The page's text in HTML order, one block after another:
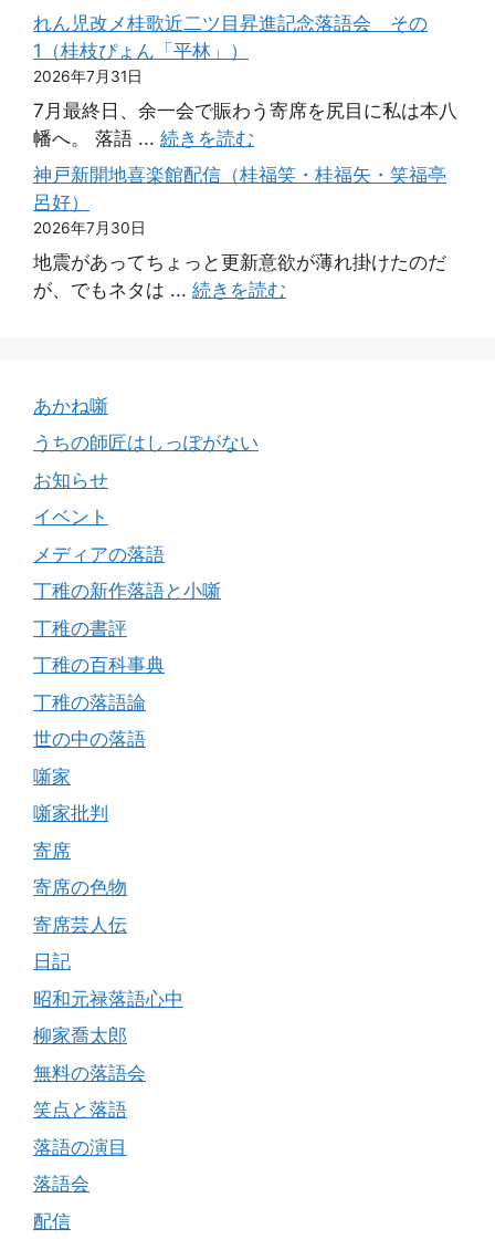
れん児改メ桂歌近二ツ目昇進記念落語会 その
1（桂枝ぴょん「平林」）
2026年7月31日
7月最終日、余一会で賑わう寄席を尻目に私は本八
幡へ。 落語 ... 続きを読む
神戸新開地喜楽館配信（桂福笑・桂福矢・笑福亭
呂好）
2026年7月30日
地震があってちょっと更新意欲が薄れ掛けたのだ
が、でもネタは ... 続きを読む
あかね噺
うちの師匠はしっぽがない
お知らせ
イベント
メディアの落語
丁稚の新作落語と小噺
丁稚の書評
丁稚の百科事典
丁稚の落語論
世の中の落語
噺家
噺家批判
寄席
寄席の色物
寄席芸人伝
日記
昭和元禄落語心中
柳家喬太郎
無料の落語会
笑点と落語
落語の演目
落語会
配信